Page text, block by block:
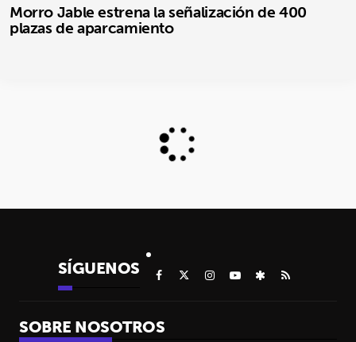
Morro Jable estrena la señalización de 400
plazas de aparcamiento
SÍGUENOS
SOBRE NOSOTROS